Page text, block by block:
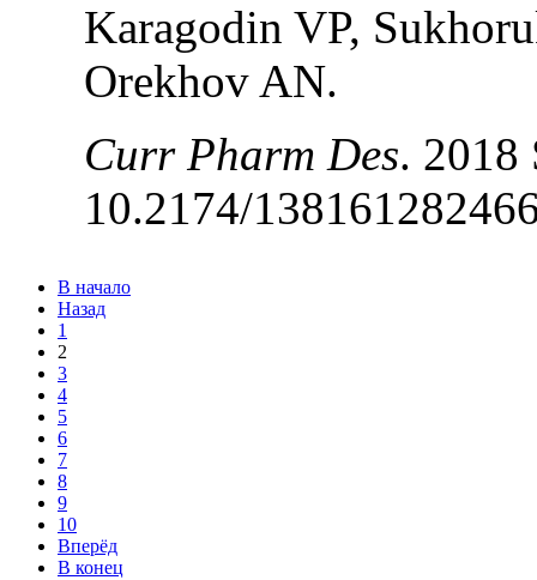
Karagodin VP,
Orekhov AN.
Curr Pharm Des. 2018
10.2174/
В начало
Назад
1
2
3
4
5
6
7
8
9
10
Вперёд
В конец